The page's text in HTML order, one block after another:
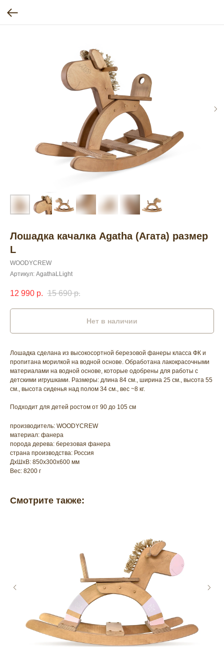
Лошадка качалка Agatha (Агата) размер
L
WOODYCREW
Артикул: AgathaLLight
12 990 р. 15 690 р.
Нет в наличии
Лошадка сделана из высокосортной березовой фанеры класса ФК и
пропитана морилкой на водной основе. Обработана лакокрасочными
материалами на водной основе, которые одобрены для работы с
детскими игрушками. Размеры: длина 84 см., ширина 25 см., высота 55
см., высота сиденья над полом 34 см., вес ~8 кг.
Подходит для детей ростом от 90 до 105 см
производитель: WOODYCREW
материал: фанера
порода дерева: березовая фанера
страна производства: Россия
ДxШxВ: 850x300x600 мм
Вес: 8200 г
Смотрите также: